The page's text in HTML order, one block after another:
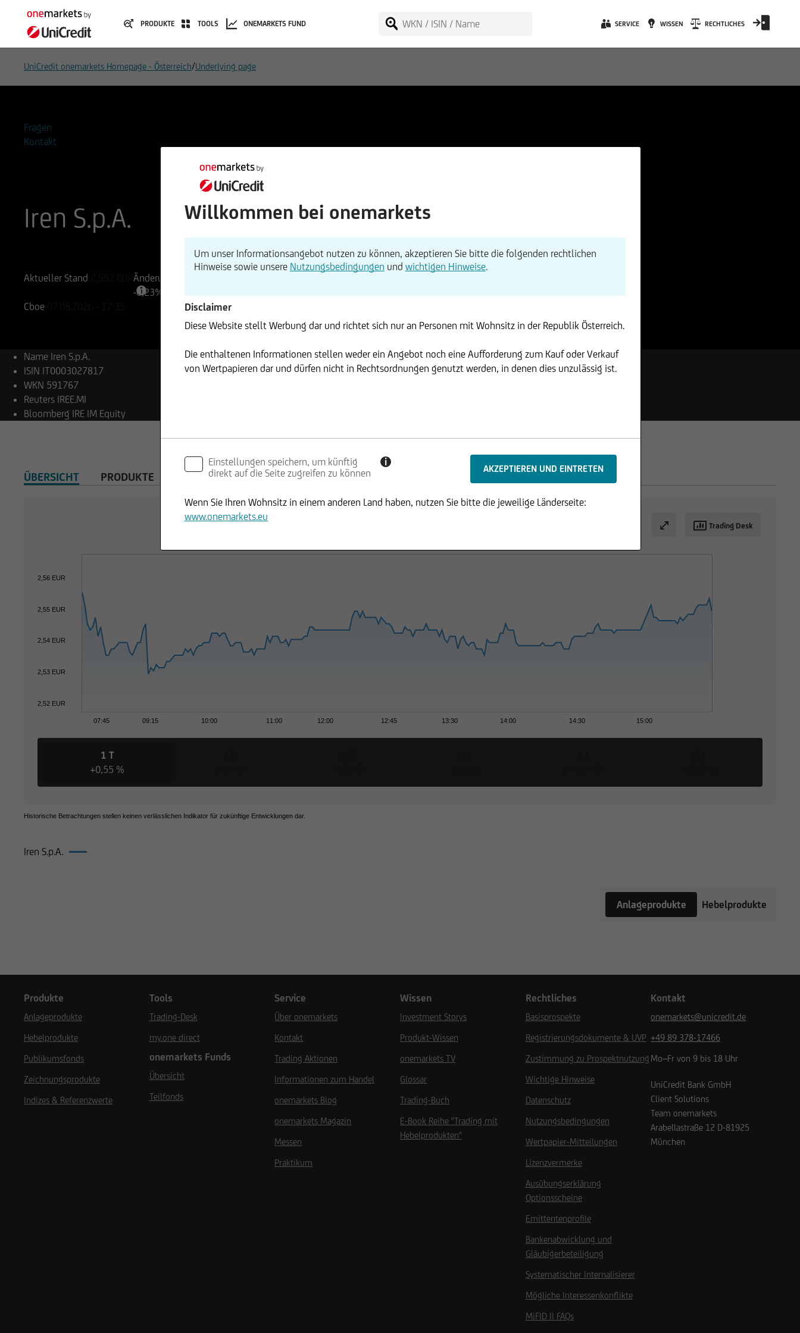
PRODUKTE TOOLS ONEMARKETS FUND SERVICE WISSEN RECHTLICHES
UniCredit onemarkets Homepage - Österreich/Underlying page
Fragen
Kontakt
Iren S.p.A.
Aktueller Stand
Änderung
-0,23%
Cboe
Name Iren S.p.A.
ISIN IT0003027817
WKN 591767
Reuters IREE.MI
Bloomberg IRE IM Equity
ÜBERSICHT PRODUKTE
Trading Desk
07:45 09:15 10:00 11:00 12:00 12:45 13:30 14:00 14:30 15:00
2,52 EUR
2,53 EUR
2,54 EUR
2,55 EUR
2,56 EUR
1 T
+0,55 %
Historische Betrachtungen stellen keinen verlässlichen Indikator für zukünftige Entwicklungen dar.
Iren S.p.A.
Anlageprodukte Hebelprodukte
Produkte
Anlageprodukte
Hebelprodukte
Publikumsfonds
Zeichnungsprodukte
Indizes & Referenzwerte
Tools
Trading-Desk
my.one direct
onemarkets Funds
Übersicht
Teilfonds
Service
Über onemarkets
Kontakt
Trading Aktionen
Informationen zum Handel
onemarkets Blog
onemarkets Magazin
Messen
Praktikum
Wissen
Investment Storys
Produkt-Wissen
onemarkets TV
Glossar
Trading-Buch
E-Book Reihe "Trading mit
Hebelprodukten"
Rechtliches
Basisprospekte
Registrierungsdokumente & UVP
Zustimmung zu Prospektnutzung
Wichtige Hinweise
Datenschutz
Nutzungsbedingungen
Wertpapier-Mitteilungen
Lizenzvermerke
Ausübungserklärung
Optionsscheine
Emittentenprofile
Bankenabwicklung und
Gläubigerbeteiligung
Systematischer Internalisierer
Mögliche Interessenkonflikte
MiFID II FAQs
Kontakt
onemarkets@unicredit.de
+49 89 378-17466
Mo–Fr von 9 bis 18 Uhr
UniCredit Bank GmbH
Client Solutions
Team onemarkets
Arabellastraße 12 D-81925
München
Willkommen bei onemarkets
Um unser Informationsangebot nutzen zu können, akzeptieren Sie bitte die folgenden rechtlichen
Hinweise sowie unsere Nutzungsbedingungen und wichtigen Hinweise.
Disclaimer
Diese Website stellt Werbung dar und richtet sich nur an Personen mit Wohnsitz in der Republik Österreich.
Die enthaltenen Informationen stellen weder ein Angebot noch eine Aufforderung zum Kauf oder Verkauf
von Wertpapieren dar und dürfen nicht in Rechtsordnungen genutzt werden, in denen dies unzulässig ist.
Einstellungen speichern, um künftig
direkt auf die Seite zugreifen zu können
i
Wenn Sie Ihren Wohnsitz in einem anderen Land haben, nutzen Sie bitte die jeweilige Länderseite:
www.onemarkets.eu